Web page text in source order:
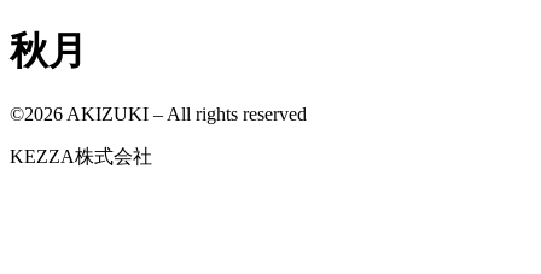
秋月
©2026 AKIZUKI – All rights reserved
KEZZA株式会社